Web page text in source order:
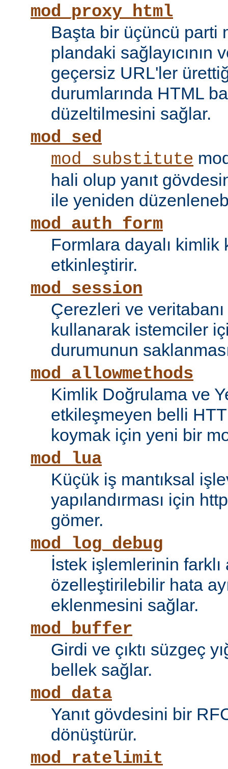
mod_proxy_html
Başta bir üçüncü parti
plandaki sağlayıcının
geçersiz URL'ler
durumlarında HTML
düzeltilmesini sağlar.
mod_sed
mod_substitute
hali olup yanıt
ile yeniden
mod_auth_form
Formlara dayalı kimlik
etkinleştirir.
mod_session
Çerezleri ve
kullanarak istemciler
durumunun
mod_allowmethods
Kimlik Doğrulama ve
etkileşmeyen belli
koymak için yeni bir
mod_lua
Küçük iş mantıksal
yapılandırması için
gömer.
mod_log_debug
İstek işlemlerinin farklı
özelleştirilebilir hata
eklenmesini sağlar.
mod_buffer
Girdi ve çıktı süzgeç
bellek sağlar.
mod_data
Yanıt gövdesini bir
dönüştürür.
mod_ratelimit